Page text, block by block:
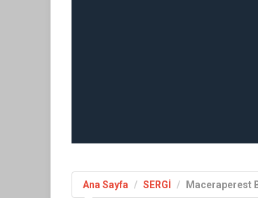
Ana Sayfa SERGİ Maceraperest